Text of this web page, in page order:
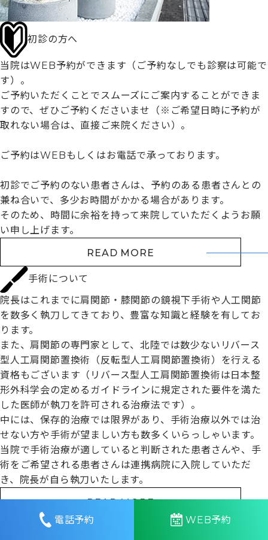
初診の方へ
当院はWEB予約ができます（ご予約なしでも診察は可能で
す）。
ご予約いただくことでスムーズにご案内することができま
すので、ぜひご予約くださいませ（※ご希望日時に予約が
取れない場合は、直接ご来院ください）。
ご予約はWEBもしくはお電話で承っております。
初診でご予約のない患者さんは、予約のある患者さんとの
兼ね合いで、多少お時間がかかる場合があります。
そのため、時間に余裕を持って来院していただくようお願
い申し上げます。
READ MORE
手術について
院長はこれまでに肩関節・膝関節の鏡視下手術や人工関節
を数多く執刀してきており、豊富な知識と経験を有してお
ります。
また、肩関節の専門家として、北陸では数少ないリバース
型人工肩関節置換術（反転型人工肩関節置換術）を行える
資格もございます（リバース型人工肩関節置換術は日本整
形外科学会の定めるガイドラインに規定された要件を満た
した医師が執刀を許可される治療法です）。
中には、保存的治療では限界があり、手術治療以外では治
せない方や手術が望ましい方も数多くいらっしゃいます。
当院で手術治療が適していると判断された患者さんや、手
術をご希望される患者さんは連携病院に入院していただ
き、院長が自ら執刀いたします。
READ MORE
電話予約 WEB予約